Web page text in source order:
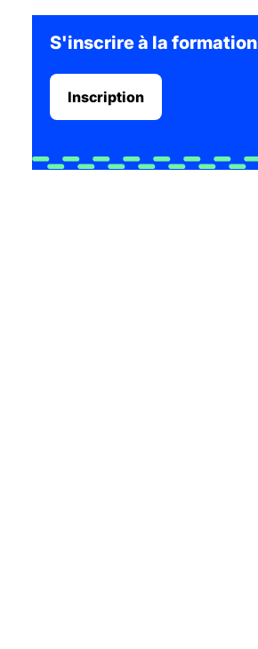
S'inscrire à la formation
Inscription